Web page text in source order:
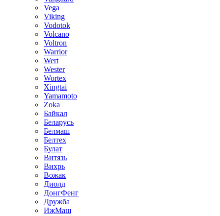
Vega
Viking
Vodotok
Volcano
Voltron
Warrior
Wert
Wester
Wortex
Xingtai
Yamamoto
Zoka
Байкал
Беларусь
Белмаш
Белтех
Булат
Витязь
Вихрь
Вожак
Диолд
ДонгФенг
Дружба
ИжМаш